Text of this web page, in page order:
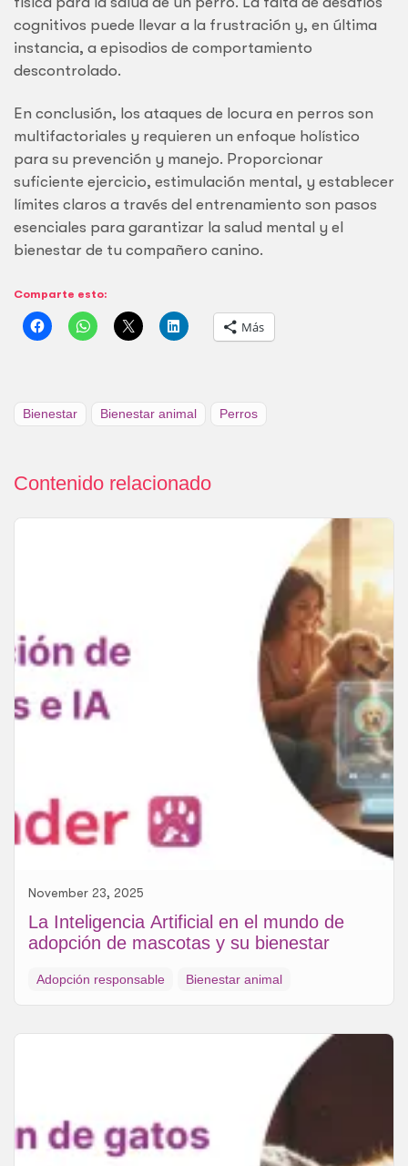
cognitivos puede llevar a la frustración y, en última
instancia, a episodios de comportamiento
descontrolado.
En conclusión, los ataques de locura en perros son
multifactoriales y requieren un enfoque holístico
para su prevención y manejo. Proporcionar
suficiente ejercicio, estimulación mental, y establecer
límites claros a través del entrenamiento son pasos
esenciales para garantizar la salud mental y el
bienestar de tu compañero canino.
Comparte esto:
Más
Bienestar Bienestar animal Perros
Contenido relacionado
November 23, 2025
La Inteligencia Artificial en el mundo de
adopción de mascotas y su bienestar
Adopción responsable Bienestar animal